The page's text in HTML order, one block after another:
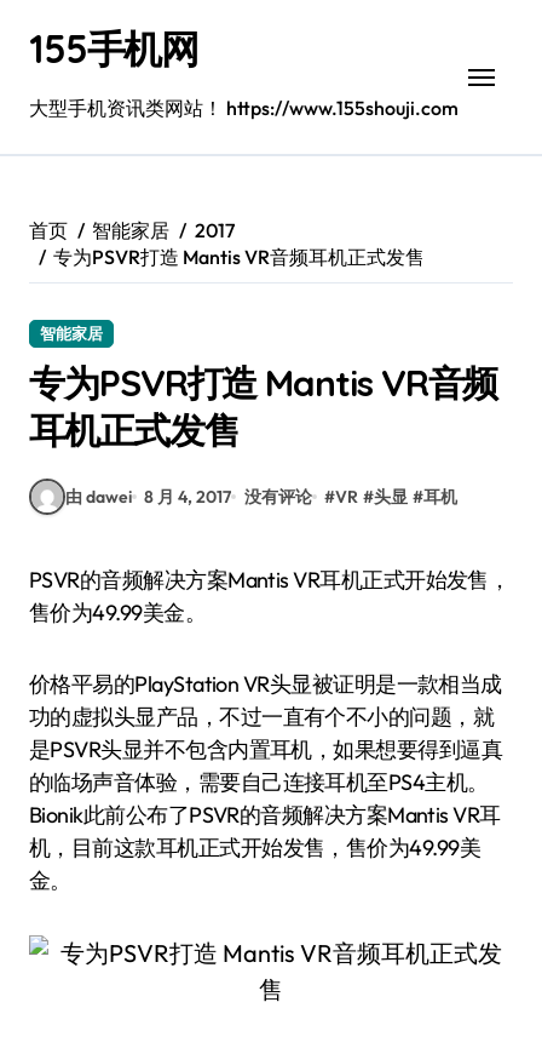
155手机网
大型手机资讯类网站！ https://www.155shouji.com
首页 智能家居
2017
专为PSVR打造 Mantis VR音频耳机正式发售
智能家居
专为PSVR打造 Mantis VR音频
耳机正式发售
由 dawei 8 月 4, 2017 没有评论 #VR #头显 #耳机
PSVR的音频解决方案Mantis VR耳机正式开始发售，
售价为49.99美金。
价格平易的PlayStation VR头显被证明是一款相当成
功的虚拟头显产品，不过一直有个不小的问题，就
是PSVR头显并不包含内置耳机，如果想要得到逼真
的临场声音体验，需要自己连接耳机至PS4主机。
Bionik此前公布了PSVR的音频解决方案Mantis VR耳
机，目前这款耳机正式开始发售，售价为49.99美
金。